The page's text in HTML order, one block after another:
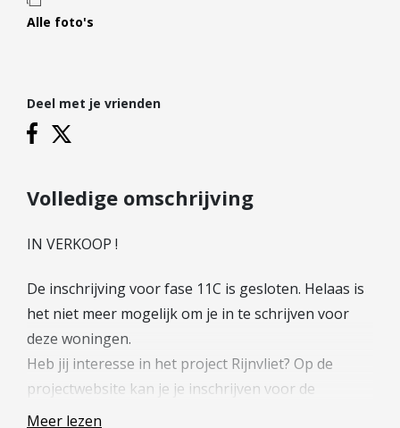
Hypotheek oversluiten
Financiële check
Banken
Duurzame hypotheek
Reviews
Over Ons
Ons Team
Vacatures
Alle foto's
Deel met je vrienden
Volledige omschrijving
IN VERKOOP !
De inschrijving voor fase 11C is gesloten. Helaas is
het niet meer mogelijk om je in te schrijven voor
deze woningen.
Heb jij interesse in het project Rijnvliet? Op de
projectwebsite kan je je inschrijven voor de
nieuwsbrief. Hiermee houden wij je de komende
Meer lezen